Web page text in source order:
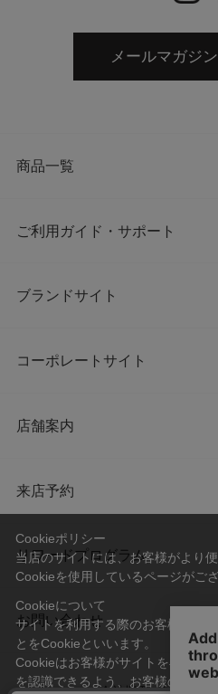
メールマガジ
商品一覧
ご利用ガイド・サポート
ブランドサイト
コーポレートサイト
店舗案内
来店予約
リワードプログラム
お問い合わせ
Cookieポリシー
当店のサイトには、お客様がより
Cookieを使用しているページがござ
Cookieについて
サイトを利用する際のお客様情報
とをCookieといいます。
Cookieはお客様がサイトを再訪問
を認識できるよう、お客様のデバ